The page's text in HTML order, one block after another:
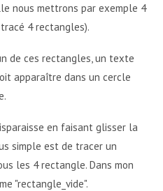
nous mettrons par exemple 4
4 rectangles).
de ces rectangles, un texte
apparaître dans un cercle
en faisant glisser la
simple est de tracer un
les 4 rectangle. Dans mon
"rectangle_vide".